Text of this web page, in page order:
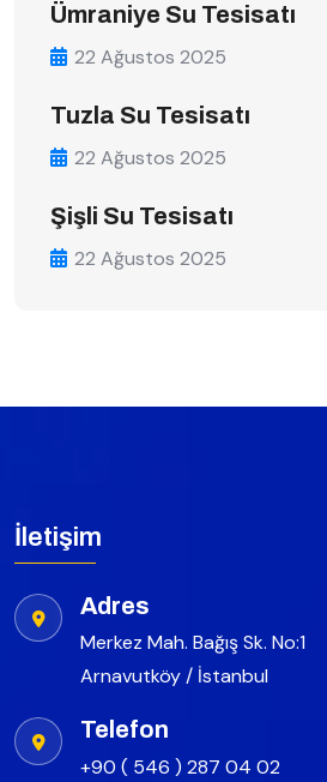
Ümraniye Su Tesisatı
22 Ağustos 2025
Tuzla Su Tesisatı
22 Ağustos 2025
Şişli Su Tesisatı
22 Ağustos 2025
İletişim
Adres
Merkez Mah. Bağış Sk. No:1
Arnavutköy / İstanbul
Telefon
+90 ( 546 ) 287 04 02